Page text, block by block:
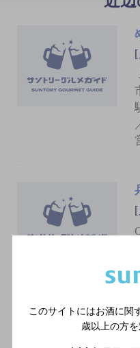
[
このサイトにはお酒に関
歳以上の方を